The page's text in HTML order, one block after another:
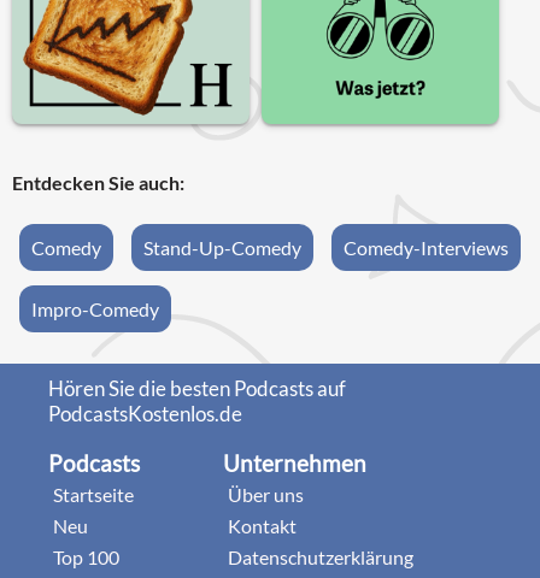
Entdecken Sie auch:
Comedy Stand-Up-Comedy Comedy-Interviews
Impro-Comedy
Hören Sie die besten Podcasts auf
PodcastsKostenlos.de
Podcasts
Startseite
Neu
Top 100
Unternehmen
Über uns
Kontakt
Datenschutzerklärung